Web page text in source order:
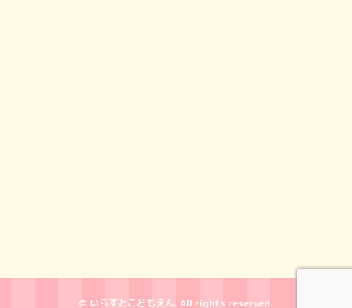
© いらすとこどもえん. All rights reserved.